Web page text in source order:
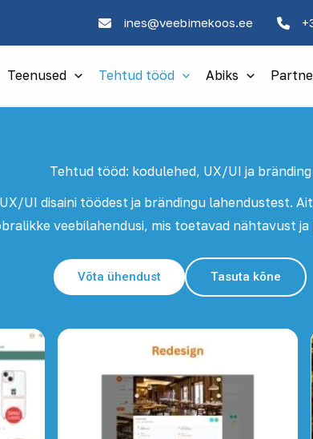
ines@veebimekoos.ee
Teenused Tehtud tööd Abiks
Tehtud tööd: kodulehed, UX/UI ja bränding
UI disaini töödest ja brändingu lahendustest.
veebilahendusi, mis toetavad nähtavust ja
Võta ühendust Tasuta kõne